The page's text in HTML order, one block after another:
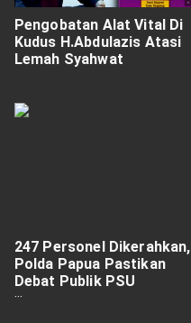
Pengobatan Alat Vital Di
Kudus H.Abdulazis Atasi
Lemah Syahwat
247 Personel Dikerahkan,
Polda Papua Pastikan
Debat Publik PSU
Berjalan Aman